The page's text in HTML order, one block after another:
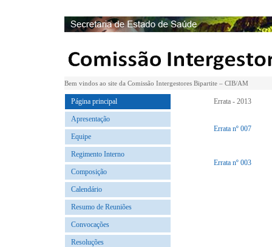
Bem vindos ao site da Comissão Intergestores Bipartite – CIB/AM
Página principal
Apresentação
Equipe
Regimento Interno
Composição
Calendário
Resumo de Reuniões
Convocações
Resoluções
Errata - 2013
Errata nº 007
Errata nº 003